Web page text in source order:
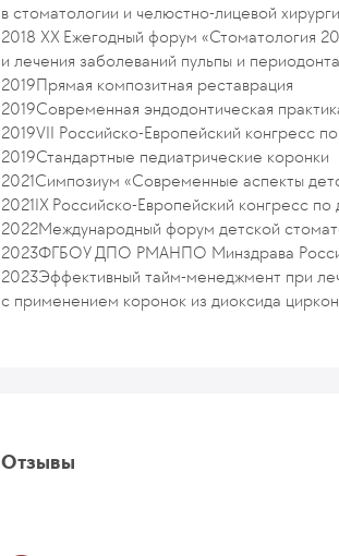
в стоматологии и челюстно-лицевой
2018 XX Ежегодный форум «Стоматология
и лечения заболеваний пульпы и
2019Прямая композитная реставрация
2019Современная эндодонтическая
2019VII Российско-Европейский конгресс
2019Стандартные педиатрические коронки
2021Симпозиум «Современные аспекты
2021IX Российско-Европейский конгресс по
2022Международный форум детской
2023ФГБОУ ДПО РМАНПО Минздрава
2023Эффективный тайм-менеджмент при
с применением коронок из диоксида
Отзывы